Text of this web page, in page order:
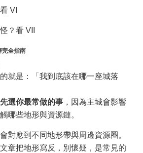
VI
？看 VII
完全指南
就是：「我到底該在哪一座城落
先選你最常做的事 ，因為主城會影響
哪些地形與資源鏈。
對應到不同地形帶與周邊資源圈。
章把地形寫反，別懷疑，是常見的